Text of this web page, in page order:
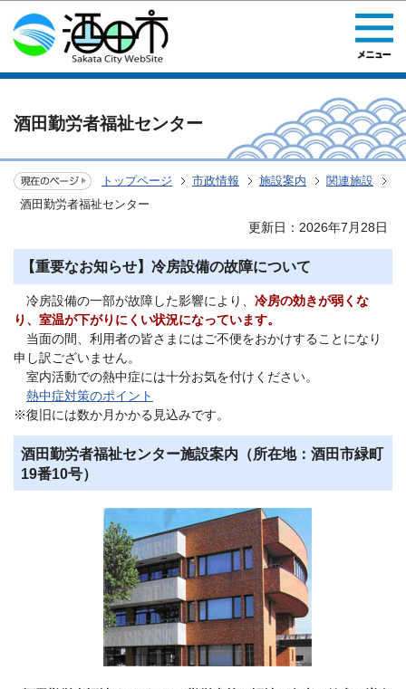
このページの本文へ移動
酒田勤労者福祉センター
トップページ 市政情報 施設案内
関連施設
酒田勤労者福祉センター
更新日：2026年7月28日
【重要なお知らせ】冷房設備の故障について
冷房設備の一部が故障した影響により、 冷房の効きが弱くな
り、室温が下がりにくい状況になっています。
当面の間、利用者の皆さまにはご不便をおかけすることになり
申し訳ございません。
室内活動での熱中症には十分お気を付けください。
熱中症対策のポイント
※復旧には数か月かかる見込みです。
酒田勤労者福祉センター施設案内（所在地：酒田市緑町
19番10号）